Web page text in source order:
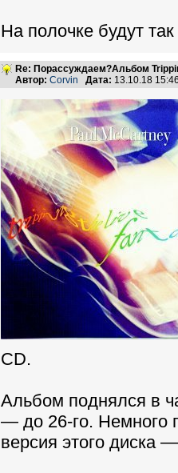
На полочке будут
Re: Порассуждаем?Альбом
Автор: Corvin Дата: 13.10.18
CD.
Альбом поднялся в
— до 26-го. Немного
версия этого диска